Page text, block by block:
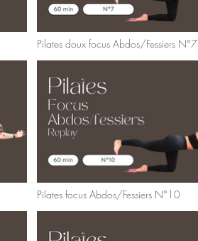
Pilates doux focus Abdos/Fessiers N°7
Pilates focus Abdos/Fessiers N°10